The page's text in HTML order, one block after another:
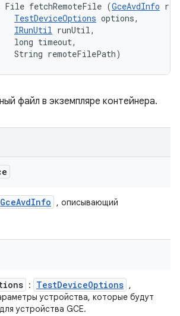
fetchRemoteFile (GceAvdInfo
TestDeviceOptions options,
IRunUtil runUtil,
long timeout,
String remoteFilePath)
файл в экземпляре контейнера.
GceAvdInfo
, описывающий
: TestDeviceOptions ,
устройства, которые будут
устройства GCE.